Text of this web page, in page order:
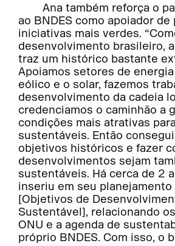
Ana também reforça o
ao BNDES como apoiador
iniciativas mais verdes.
desenvolvimento brasileiro,
traz um histórico bastante
Apoiamos setores de
eólico e o solar, fazemos
desenvolvimento da cadeia
credenciamos o caminhão a
condições mais atrativas
sustentáveis. Então
objetivos históricos e fazer
desenvolvimentos sejam
sustentáveis. Há cerca de 2
inseriu em seu planejamento
[Objetivos de
Sustentável], relacionando
ONU e a agenda de
próprio BNDES. Com isso, o